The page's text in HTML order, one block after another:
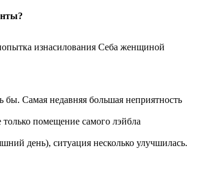
изнасилования Себа женщиной
Самая недавняя большая неприятность
помещение самого лэйбла
день), ситуация несколько улучшилась.